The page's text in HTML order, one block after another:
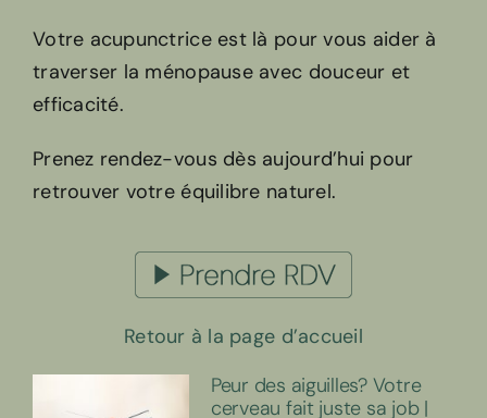
Votre acupunctrice est là pour vous aider à
traverser la ménopause avec douceur et
efficacité.
Prenez rendez-vous dès aujourd’hui pour
retrouver votre équilibre naturel.
Retour à la page d’accueil
Peur des aiguilles? Votre
cerveau fait juste sa job |